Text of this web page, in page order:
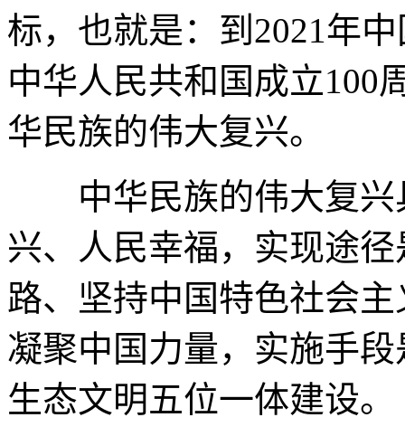
标，也就是：到2021年
中华人民共和国成立100
华民族的伟大复兴。
中华民族的伟大复兴
兴、人民幸福，实现途
路、坚持中国特色社会
凝聚中国力量，实施手
生态文明五位一体建设。